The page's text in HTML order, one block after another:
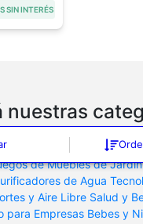
SIN INTERÉS
nuestras
Cepillos para
Camas
de Muebles de Jardin
de Agua
y Aire Libre Salud y
para Empresas Bebes y